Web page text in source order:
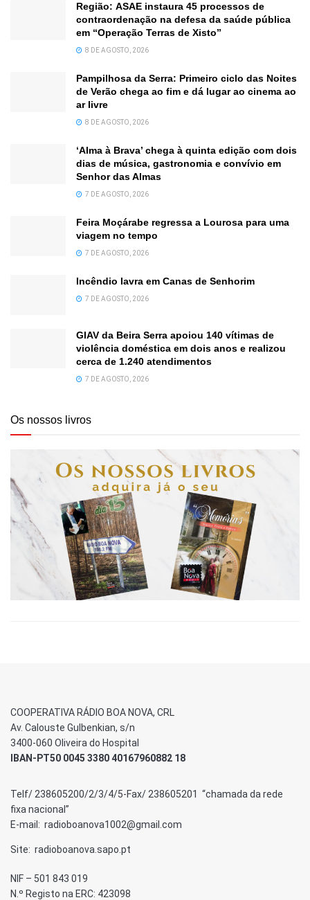
Região: ASAE instaura 45 processos de
contraordenação na defesa da saúde pública
em “Operação Terras de Xisto”
8 DE AGOSTO, 2026
Pampilhosa da Serra: Primeiro ciclo das Noites
de Verão chega ao fim e dá lugar ao cinema ao
ar livre
8 DE AGOSTO, 2026
‘Alma à Brava’ chega à quinta edição com dois
dias de música, gastronomia e convívio em
Senhor das Almas
7 DE AGOSTO, 2026
Feira Moçárabe regressa a Lourosa para uma
viagem no tempo
7 DE AGOSTO, 2026
Incêndio lavra em Canas de Senhorim
7 DE AGOSTO, 2026
GIAV da Beira Serra apoiou 140 vítimas de
violência doméstica em dois anos e realizou
cerca de 1.240 atendimentos
7 DE AGOSTO, 2026
Os nossos livros
COOPERATIVA RÁDIO BOA NOVA, CRL
Av. Calouste Gulbenkian, s/n
3400-060 Oliveira do Hospital
IBAN-PT50 0045 3380 40167960882 18
Telf/ 238605200/2/3/4/5-Fax/ 238605201 “chamada da rede
fixa nacional”
E-mail: radioboanova1002@gmail.com
Site: radioboanova.sapo.pt
NIF – 501 843 019
N.º Registo na ERC: 423098